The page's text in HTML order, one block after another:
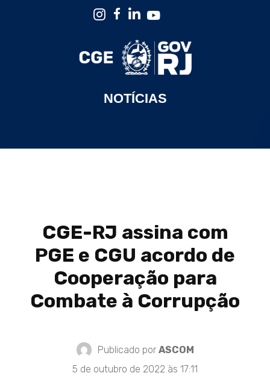
NOTÍCIAS
CGE-RJ assina com
PGE e CGU acordo de
Cooperação para
Combate à Corrupção
Publicado por ASCOM
5 de outubro de 2022 às 17:11